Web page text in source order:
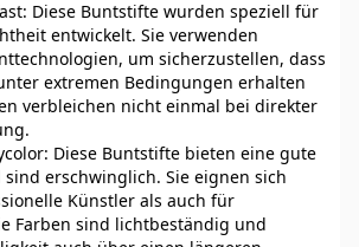
Diese Buntstifte wurden speziell für
entwickelt. Sie verwenden
um sicherzustellen, dass
extremen Bedingungen erhalten
verbleichen nicht einmal bei direkter
Diese Buntstifte bieten eine gute
erschwinglich. Sie eignen sich
Künstler als auch für
Farben sind lichtbeständig und